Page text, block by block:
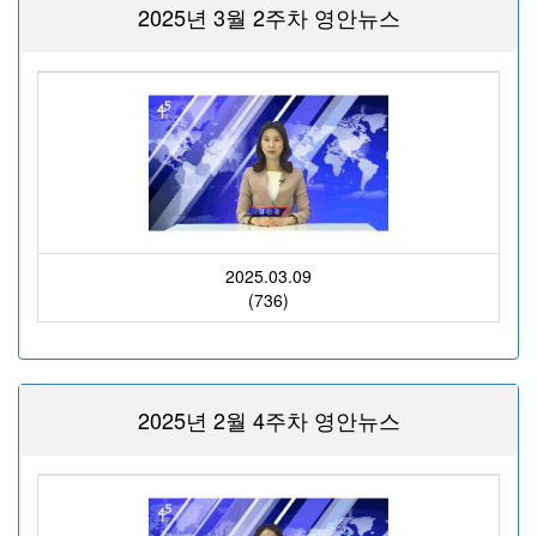
2025년 3월 2주차 영안뉴스
2025.03.09
(736)
2025년 2월 4주차 영안뉴스